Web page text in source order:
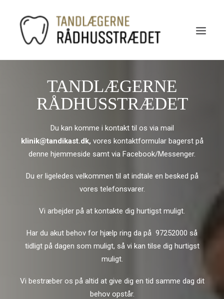
TANDLÆGERNE
RÅDHUSSTRÆDET
Du kan komme i kontakt til os via mail
klinik@tandikast.dk, vores kontaktformular bagerst på
denne hjemmeside samt via Facebook/Messenger.
Du er ligeledes velkommen til at indtale en besked på
vores telefonsvarer.
Vi arbejder på at kontakte dig hurtigst muligt.
Har du akut behov for hjælp ring da på 97252000 så
tidligt på dagen som muligt, så vi kan tilse dig hurtigst
muligt.
Vi bestræber os på altid at give dig en tid samme dag dit
behov opstår.